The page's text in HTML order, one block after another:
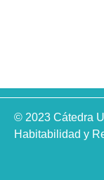
© 2023 Cátedra
Habitabilidad y